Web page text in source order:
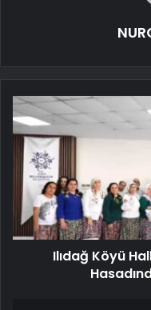
Ilıdağ Köyü